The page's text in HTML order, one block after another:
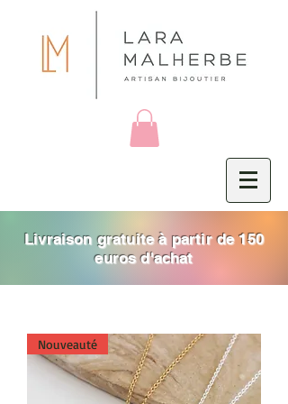
Livraison gratuite à partir de 150
euros d'achat
Nouveauté